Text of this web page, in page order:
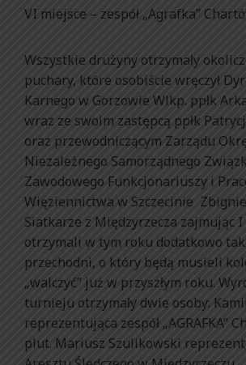
VI miejsce – zespół „Agrafka”
Wszystkie drużyny otrzymały
puchary, które osobiście wręczył
Karnego w Gorzowie Wlkp. ppłk
wraz ze swoim zastępcą ppłk
oraz przewodniczącym Zarządu
Niezależnego Samorządnego
Zawodowego Funkcjonariuszy i
Więziennictwa w Szczecinie
Siatkarze z Międzyrzecza zajmując I
otrzymali w tym roku dodatkowo
przechodni, o który będą musieli
„walczyć” już w przyszłym roku.
turnieju otrzymały dwie osoby:
reprezentująca zespół „AGRAFKA”
plut. Mariusz Szulikowski